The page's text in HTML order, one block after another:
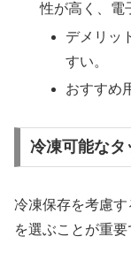
性が高く、電
デメリッ
すい。
おすすめ
冷凍可能なタ
冷凍保存を考慮
を選ぶことが重要